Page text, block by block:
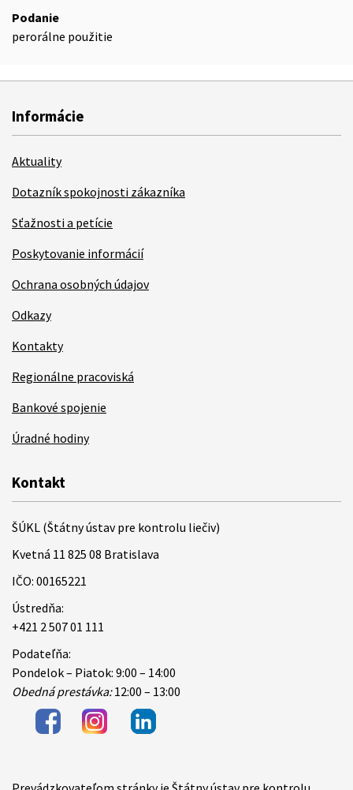
Podanie
perorálne použitie
Informácie
Aktuality
Dotazník spokojnosti zákazníka
Sťažnosti a petície
Poskytovanie informácií
Ochrana osobných údajov
Odkazy
Kontakty
Regionálne pracoviská
Bankové spojenie
Úradné hodiny
Kontakt
ŠÚKL (Štátny ústav pre kontrolu liečiv)
Kvetná 11 825 08 Bratislava
IČO: 00165221
Ústredňa:
+421 2 507 01 111
Podateľňa:
Pondelok – Piatok: 9:00 – 14:00
Obedná prestávka:12:00 – 13:00